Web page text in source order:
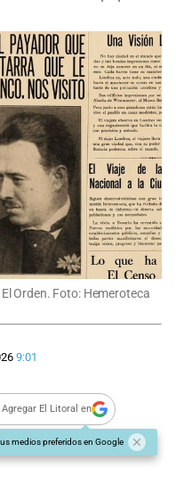
Orden. Foto: Hemeroteca
9:01
Agregar El Litoral en
medios preferidos en Google